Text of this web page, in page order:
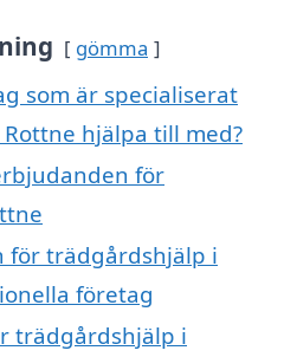
gömma
som är specialiserat
hjälpa till med?
för
för trädgårdshjälp i
företag
trädgårdshjälp i